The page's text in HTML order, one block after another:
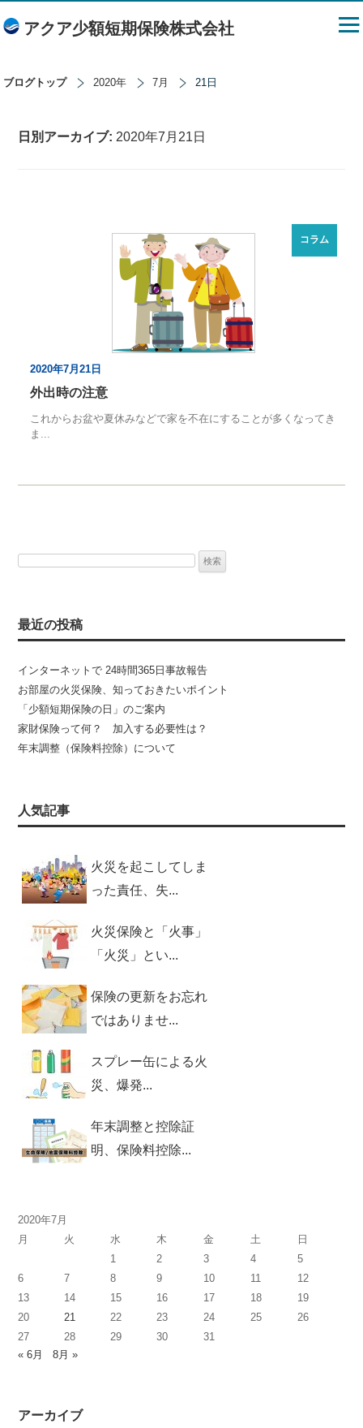
アクア少額短期保険株式会社
ブログトップ 2020年 7月 21日
日別アーカイブ: 2020年7月21日
2020年7月21日
外出時の注意
これからお盆や夏休みなどで家を不在にすることが多くなってき
ま...
コラム
検
最近の投稿
インターネットで 24時間365日事故報告
お部屋の火災保険、知っておきたいポイント
「少額短期保険の日」のご案内
家財保険って何？ 加入する必要性は？
年末調整（保険料控除）について
人気記事
火災を起こしてしま
った責任、失...
火災保険と「火事」
「火災」とい...
保険の更新をお忘れ
ではありませ...
スプレー缶による火
災、爆発...
年末調整と控除証
明、保険料控除...
2020年7月
月
火 水 木 金 土
日
1
2 3 4
5
6
7 8 9 10 11
12
13
14 15 16 17 18
19
20
21 22 23 24 25
26
27
28 29 30
31
« 6月
8月 »
アーカイブ